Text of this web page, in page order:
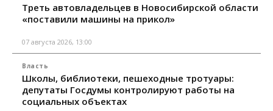
Треть автовладельцев в Новосибирской области
«поставили машины на прикол»
07 августа 2026, 13:00
Власть
Школы, библиотеки, пешеходные тротуары:
депутаты Госдумы контролируют работы на
социальных объектах